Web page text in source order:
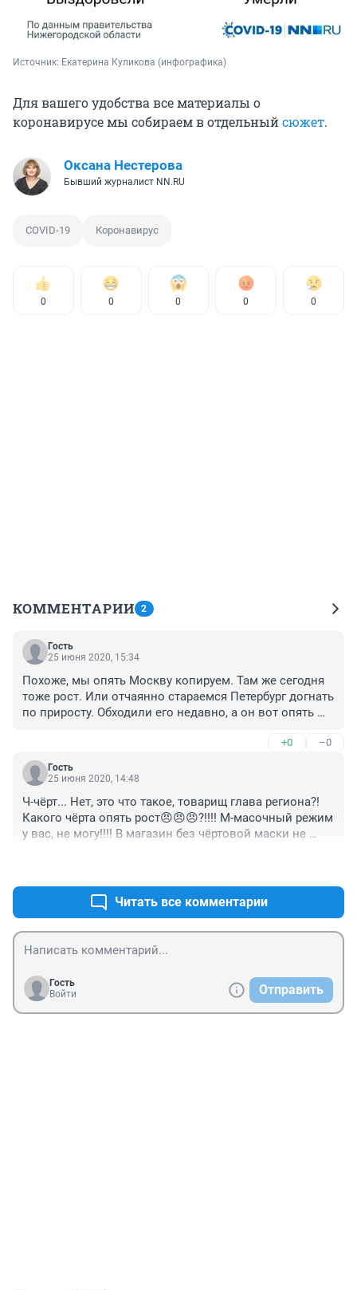
Источник: Екатерина Куликова (инфографика)
Для вашего удобства все материалы о
коронавирусе мы собираем в отдельныйсюжет.
Оксана Нестерова
Бывший журналист NN.RU
COVID-19 Коронавирус
0 0 0 0 0
КОММЕНТАРИИ 2
Гость
25 июня 2020, 15:34
Похоже, мы опять Москву копируем. Там же сегодня
тоже рост. Или отчаянно стараемся Петербург догнать
по приросту. Обходили его недавно, а он вот опять
+0 –0
Гость
25 июня 2020, 14:48
Ч-чёрт... Нет, это что такое, товарищ глава региона?!
Какого чёрта опять рост😠😠😠?!!!! М-масочный режим
у вас, не могу!!!! В магазин без чёртовой маски не
они вводились, коды эти электронные, патрули ваши
на улицах, как на оккупированной территории, теперь
маски эти дурацкие - ГДЕ результаты всего этого?
Москву копировали-копировали, и ради чего?
ПрОклятый регион, честное слово...
Читать все комментарии
Гость
Войти
Отправить